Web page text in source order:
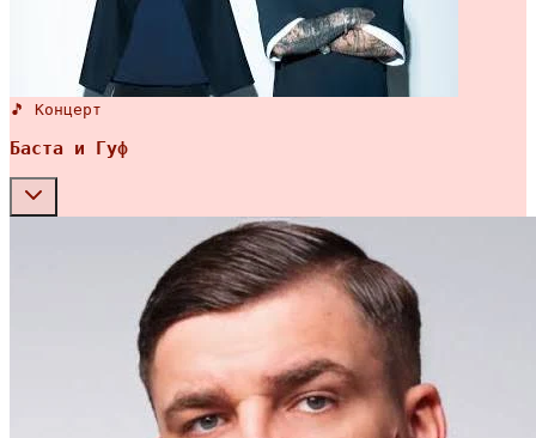
🎵 Концерт
Баста и Гуф